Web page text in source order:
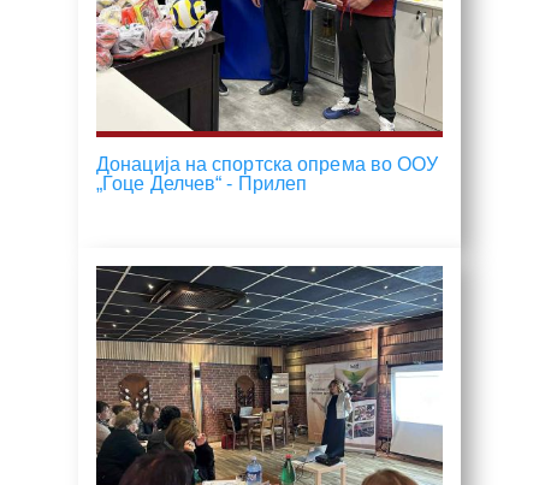
Донација на спортска опрема во ООУ
„Гоце Делчев“ - Прилеп